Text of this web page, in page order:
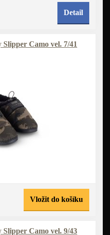
Detail
Camo vel. 7/41
Vložit do košíku
Camo vel. 9/43